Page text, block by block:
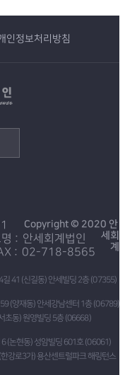
인정보처리방침
안세회계법인
02-718-8565
41 (신길동) 안세빌딩 2층 (07355)
(양재동) 안세강남센터 1층 (06789)
초동) 원영빌딩 5층 (06668)
(논현동) 성암빌딩 601호 (06061)
강로3가) 용산센트럴파크 해링턴스
Copyright © 2020 안
세회
계